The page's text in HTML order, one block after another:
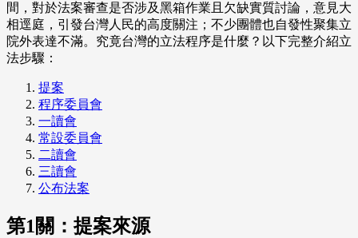
間，對於法案審查是否涉及黑箱作業且欠缺實質討論，意見大
相逕庭，引發台灣人民的高度關注；不少團體也自發性聚集立
院外表達不滿。究竟台灣的立法程序是什麼？以下完整介紹立
法步驟：
提案
程序委員會
一讀會
常設委員會
二讀會
三讀會
公布法案
第1關：提案來源